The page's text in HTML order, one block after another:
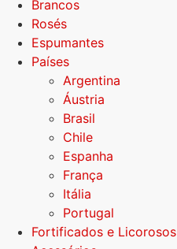
Brancos
Rosés
Espumantes
Países
Argentina
Áustria
Brasil
Chile
Espanha
França
Itália
Portugal
Fortificados e Licorosos